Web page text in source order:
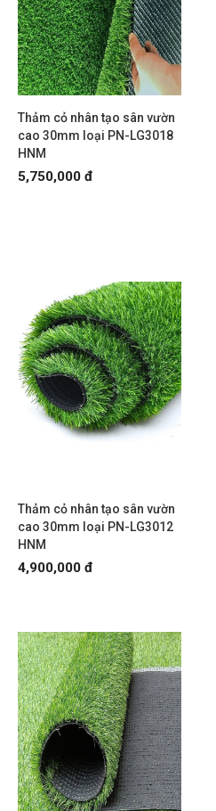
Thảm cỏ nhân tạo sân vườn
cao 30mm loại PN-LG3018
HNM
5,750,000 đ
Thảm cỏ nhân tạo sân vườn
cao 30mm loại PN-LG3012
HNM
4,900,000 đ